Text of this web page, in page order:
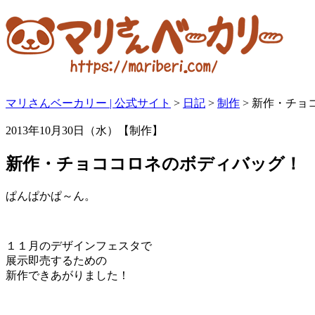
マリさんベーカリー | 公式サイト > 日記 > 制作 > 新作・チョ
2013年10月30日（水）【制作】
新作・チョココロネのボディバッグ！
ぱんぱかぱ～ん。
１１月のデザインフェスタで
展示即売するための
新作できあがりました！